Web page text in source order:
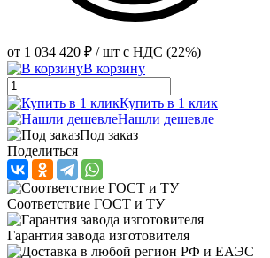
от 1 034 420 ₽ / шт с НДС (22%)
В корзину
Купить в 1 клик
Нашли дешевле
Под заказ
Поделиться
Соответствие ГОСТ и ТУ
Гарантия завода изготовителя